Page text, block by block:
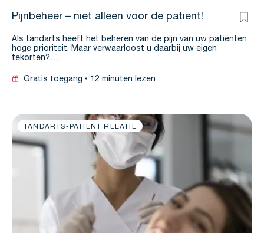
Pijnbeheer – niet alleen voor de patiënt!
Als tandarts heeft het beheren van de pijn van uw patiënten
hoge prioriteit. Maar verwaarloost u daarbij uw eigen
tekorten?…
Gratis toegang 12 minuten lezen
TANDARTS-PATIËNT RELATIE